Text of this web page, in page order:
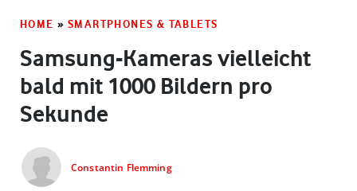
HOME » SMARTPHONES & TABLETS
Samsung-Kameras vielleicht
bald mit 1000 Bildern pro
Sekunde
Constantin Flemming